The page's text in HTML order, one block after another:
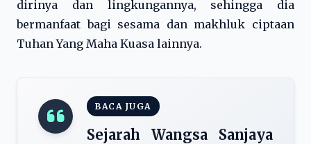
dirinya dan lingkungannya, sehingga dia
bermanfaat bagi sesama dan makhluk ciptaan
Tuhan Yang Maha Kuasa lainnya.
BACA JUGA
Sejarah Wangsa Sanjaya